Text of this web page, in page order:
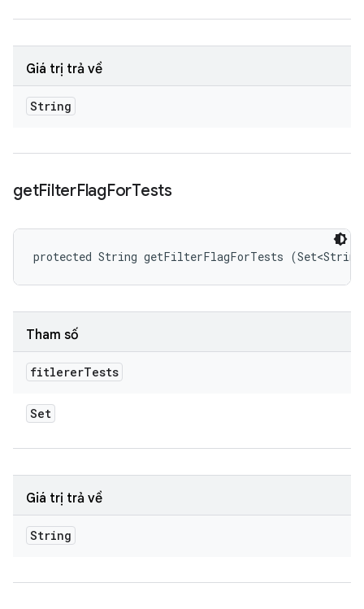
Giá trị trả về
String
getFilterFlagForTests
protected String getFilterFlagForTests
Tham số
fitlererTests
Set
Giá trị trả về
String